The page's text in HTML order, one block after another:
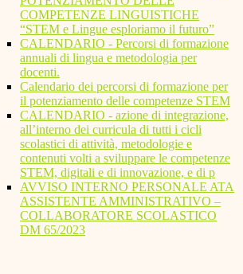
COMPETENZE LINGUISTICHE
“STEM e Lingue esploriamo il futuro”
CALENDARIO - Percorsi di formazione
annuali di lingua e metodologia per
docenti.
Calendario dei percorsi di formazione per
il potenziamento delle competenze STEM
CALENDARIO - azione di integrazione,
all’interno dei curricula di tutti i cicli
scolastici di attività, metodologie e
contenuti volti a sviluppare le competenze
STEM, digitali e di innovazione, e di p
AVVISO INTERNO PERSONALE ATA
ASSISTENTE AMMINISTRATIVO –
COLLABORATORE SCOLASTICO
DM 65/2023